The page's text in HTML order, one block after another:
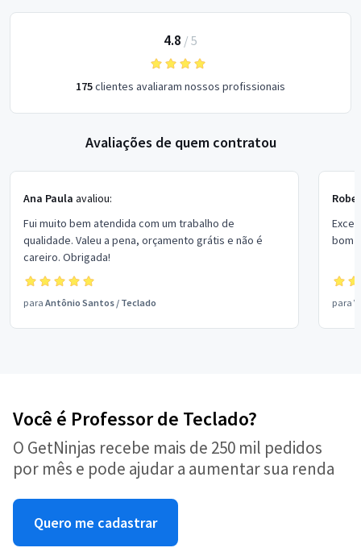
4.8 / 5
175clientes avaliaram nossos profissionais
Avaliações de quem contratou
Ana Paula avaliou:
Fui muito bem atendida com um trabalho de
qualidade. Valeu a pena, orçamento grátis e não é
careiro. Obrigada!
para Antônio Santos / Teclado
bom
para
Você é Professor de Teclado?
O GetNinjas recebe mais de 250 mil pedidos
por mês e pode ajudar a aumentar sua renda
Quero me cadastrar